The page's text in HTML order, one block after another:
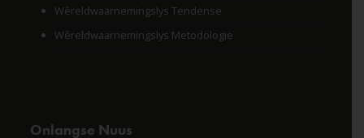
Wêreldwaarnemingslys Tendense
Wêreldwaarnemingslys Metodologie
Onlangse Nuus